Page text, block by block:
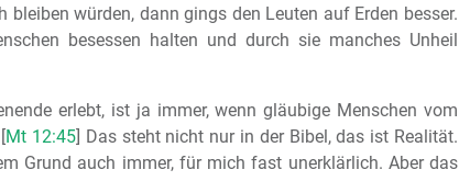
würden, dann gings den Leuten auf Erden besser.
besessen halten und durch sie manches Unheil
erlebt, ist ja immer, wenn gläubige Menschen vom
Mt 12:45] Das steht nicht nur in der Bibel, das ist Realität.
Grund auch immer, für mich fast unerklärlich. Aber das